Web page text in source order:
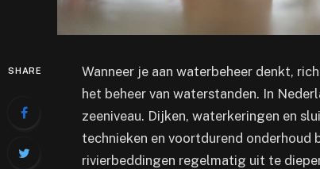
SHARE
Wanneer je aan waterbeheer denkt,
het beheer van waterstanden. In
zeeniveau. Dijken, waterkeringen en
technieken en voortdurend
rivierbeddingen regelmatig uit te